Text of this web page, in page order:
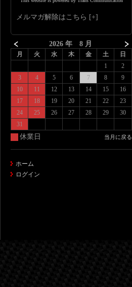
メルマガ解除はこちら
2026 年 8 月
月 火 水 木 金 土
日
1
2
3
4 5 6 7 8
9
10
11 12 13 14 15
16
17
18 19 20 21 22
23
24
25 26 27 28 29
30
31
休業日 当月に戻る
ホーム
ログイン